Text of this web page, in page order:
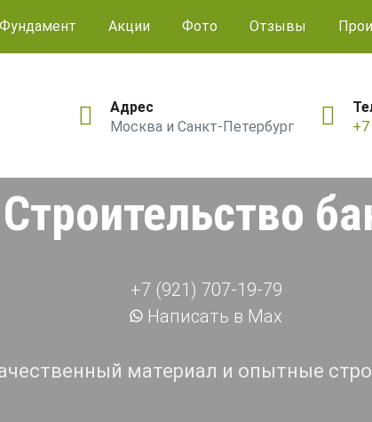
Фундамент Акции Фото Отзывы
Адрес
Москва и Санкт-Петербург
Строительство
+7 (921) 707-19-79
Написать в Max
материал и опытные